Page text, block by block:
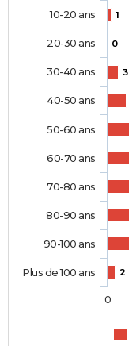
1
0
3
2
10-20 ans
20-30 ans
30-40 ans
40-50 ans
50-60 ans
60-70 ans
70-80 ans
80-90 ans
90-100 ans
Plus de 100 ans
0